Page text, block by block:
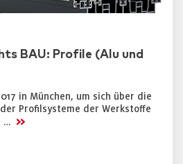
BAU: Profile (Alu und
in München, um sich über die
Profilsysteme der Werkstoffe
… >>